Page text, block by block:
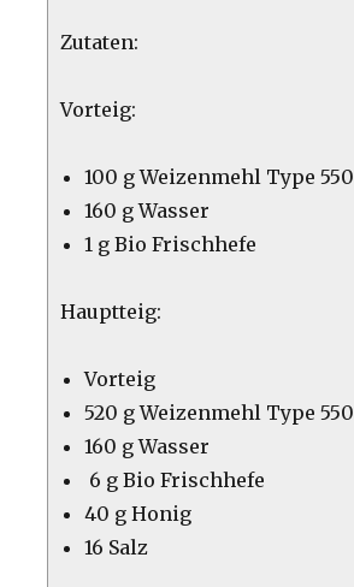
Zutaten:
Vorteig:
100 g Weizenmehl Type 550
160 g Wasser
1 g Bio Frischhefe
Hauptteig:
Vorteig
520 g Weizenmehl Type 550
160 g Wasser
6 g Bio Frischhefe
40 g Honig
16 Salz